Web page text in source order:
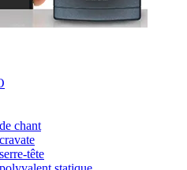
chant
tête